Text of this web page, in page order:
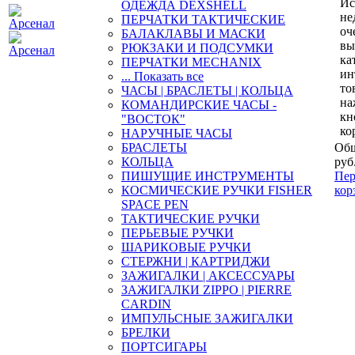
ОДЕЖДА DEXSHELL
ПЕРЧАТКИ ТАКТИЧЕСКИЕ
БАЛАКЛАВЫ И МАСКИ
РЮКЗАКИ И ПОДСУМКИ
ПЕРЧАТКИ MECHANIX
... Показать все
ЧАСЫ | БРАСЛЕТЫ | КОЛЬЦА
КОМАНДИРСКИЕ ЧАСЫ -
"ВОСТОК"
НАРУЧНЫЕ ЧАСЫ
БРАСЛЕТЫ
КОЛЬЦА
ПИШУЩИЕ ИНСТРУМЕНТЫ
КОСМИЧЕСКИЕ РУЧКИ FISHER
SPACE PEN
ТАКТИЧЕСКИЕ РУЧКИ
ПЕРЬЕВЫЕ РУЧКИ
ШАРИКОВЫЕ РУЧКИ
СТЕРЖНИ | КАРТРИДЖИ
ЗАЖИГАЛКИ | АКСЕССУАРЫ
ЗАЖИГАЛКИ ZIPPO | PIERRE
CARDIN
ИМПУЛЬСНЫЕ ЗАЖИГАЛКИ
БРЕЛКИ
ПОРТСИГАРЫ